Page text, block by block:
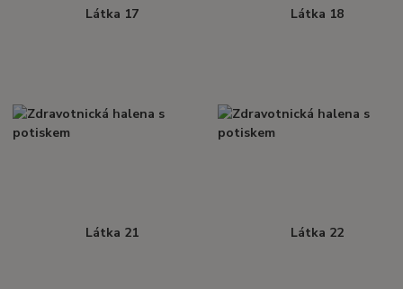
Látka 17 Látka 18
Látka 21 Látka 22